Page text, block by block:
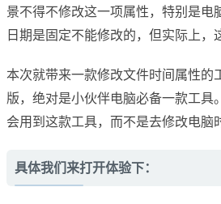
景不得不修改这一项属性，特别是电
日期是固定不能修改的，但实际上，
本次就带来一款修改文件时间属性的
版，绝对是小伙伴电脑必备一款工具
会用到这款工具，而不是去修改电脑
具体我们来打开体验下：